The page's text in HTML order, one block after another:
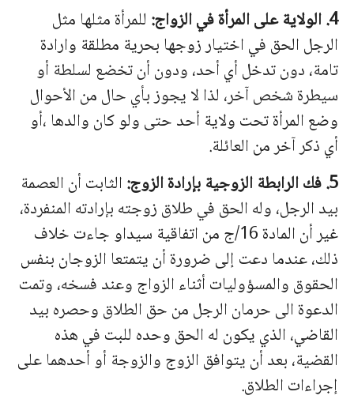
4. الولاية على المرأة في الزواج:
للمرأة مثلها مثل
الرجل الحق في اختيار زوجها بحرية مطلقة وارادة
تامة، دون تدخل أي أحد، ودون أن تخضع لسلطة أو
سيطرة شخص آخر، لذا لا يجوز بأي حال من الأحوال
وضع المرأة تحت ولاية أحد حتى ولو كان والدها ،أو
أي ذكر آخر من العائلة.
5. فك الرابطة الزوجية بإرادة الزوج:
الثابت أن العصمة
بيد الرجل، وله الحق في طلاق زوجته بإرادته المنفردة،
غير أن المادة 16/ج من اتفاقية سيداو جاءت خلاف
ذلك، عندما دعت إلى ضرورة أن يتمتعا الزوجان بنفس
الحقوق والمسؤوليات أثناء الزواج وعند فسخه، وتمت
الدعوة الى حرمان الرجل من حق الطلاق وحصره بيد
القاضي، الذي يكون له الحق وحده للبت في هذه
القضية، بعد أن يتوافق الزوج والزوجة أو أحدهما على
إجراءات الطلاق.